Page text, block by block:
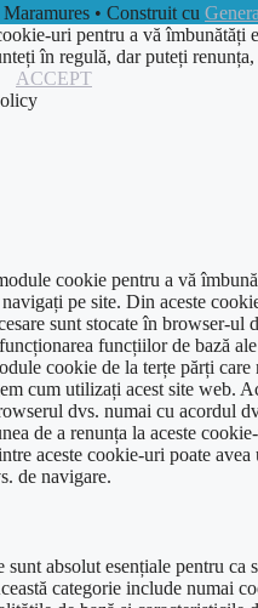
• Construit cu
uri pentru a vă îmbunătăți
în regulă, dar puteți
ACCEPT
cookie pentru a vă
pe site. Din aceste
sunt stocate în browser-ul
funcțiilor de bază
cookie de la terțe părți care
cum utilizați acest site web.
dvs. numai cu acordul
de a renunța la aceste
aceste cookie-uri poate avea
de navigare.
absolut esențiale pentru ca
categorie include numai